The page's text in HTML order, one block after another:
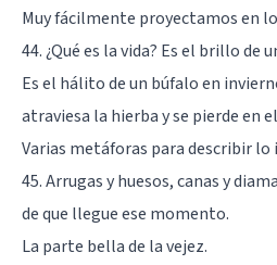
Muy fácilmente proyectamos en
44. ¿Qué es la vida? Es el brillo de
Es el hálito de un búfalo en
atraviesa la hierba y se pierde en
Varias metáforas para describir lo
45. Arrugas y huesos, canas y
de que llegue ese momento.
La parte bella de la vejez.